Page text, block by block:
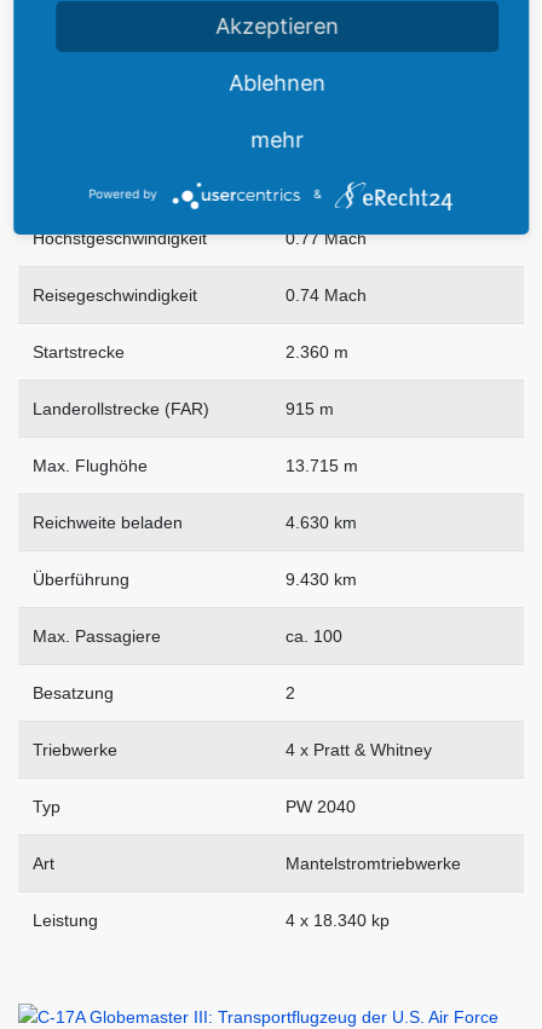
Max. Startgewicht
77.290 kg
Höchstgeschwindigkeit 0.77 Mach
Reisegeschwindigkeit 0.74 Mach
Startstrecke 2.360 m
Landerollstrecke (FAR) 915 m
Max. Flughöhe 13.715 m
Reichweite beladen 4.630 km
Überführung 9.430 km
Max. Passagiere ca. 100
Besatzung 2
Triebwerke 4 x Pratt & Whitney
Typ PW 2040
Art Mantelstromtriebwerke
Leistung 4 x 18.340 kp
Akzeptieren
Ablehnen
mehr
Powered by &